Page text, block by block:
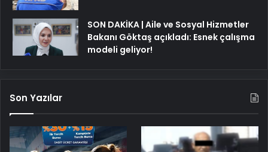
SON DAKİKA | Aile ve Sosyal Hizmetler
Bakanı Göktaş açıkladı: Esnek çalışma
modeli geliyor!
Son Yazılar